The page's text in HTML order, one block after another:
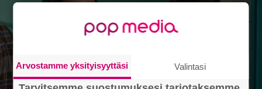
Arvostamme yksityisyyttäsi Valintasi